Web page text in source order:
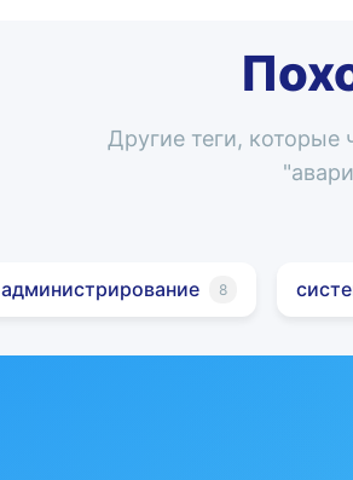
Другие теги, которые
"
администрирование 8